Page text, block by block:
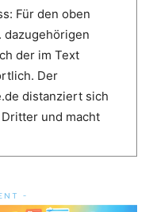
Für den oben
der im Text
Der
distanziert sich
und macht
-